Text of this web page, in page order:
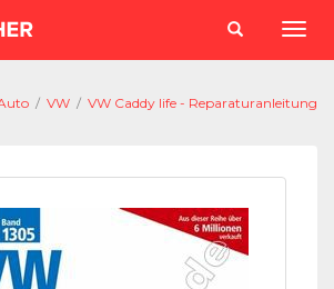
/ VW / VW Caddy life - Reparaturanleitung